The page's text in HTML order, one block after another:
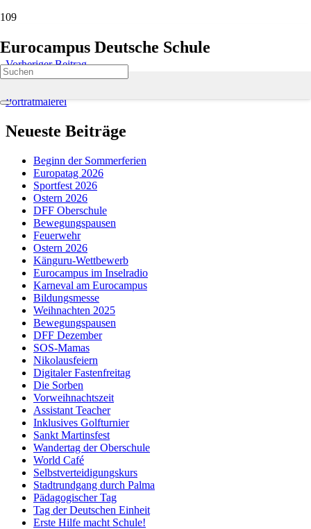
Eurocampus Deutsche Schule
Vorheriger Beitrag
Bewusst offline gehen
Porträtmalerei
Neueste Beiträge
Beginn der Sommerferien
Europatag 2026
Sportfest 2026
Ostern 2026
DFF Oberschule
Bewegungspausen
Feuerwehr
Ostern 2026
Känguru-Wettbewerb
Eurocampus im Inselradio
Karneval am Eurocampus
Bildungsmesse
Weihnachten 2025
Bewegungspausen
DFF Dezember
SOS-Mamas
Nikolausfeiern
Digitaler Fastenfreitag
Die Sorben
Vorweihnachtszeit
Assistant Teacher
Inklusives Golfturnier
Sankt Martinsfest
Wandertag der Oberschule
World Café
Selbstverteidigungskurs
Stadtrundgang durch Palma
Pädagogischer Tag
Tag der Deutschen Einheit
Erste Hilfe macht Schule!